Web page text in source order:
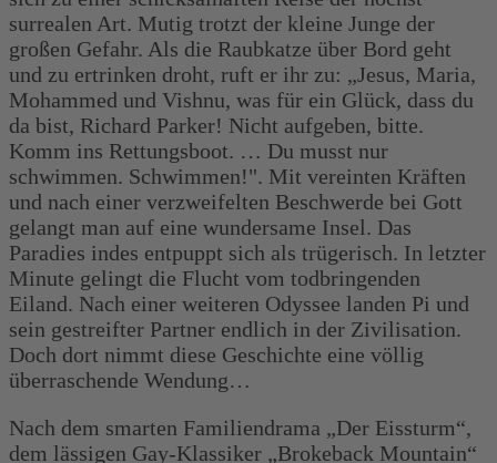
surrealen Art. Mutig trotzt der kleine Junge der
großen Gefahr. Als die Raubkatze über Bord geht
und zu ertrinken droht, ruft er ihr zu: „Jesus, Maria,
Mohammed und Vishnu, was für ein Glück, dass du
da bist, Richard Parker! Nicht aufgeben, bitte.
Komm ins Rettungsboot. … Du musst nur
schwimmen. Schwimmen!". Mit vereinten Kräften
und nach einer verzweifelten Beschwerde bei Gott
gelangt man auf eine wundersame Insel. Das
Paradies indes entpuppt sich als trügerisch. In letzter
Minute gelingt die Flucht vom todbringenden
Eiland. Nach einer weiteren Odyssee landen Pi und
sein gestreifter Partner endlich in der Zivilisation.
Doch dort nimmt diese Geschichte eine völlig
überraschende Wendung…
Nach dem smarten Familiendrama „Der Eissturm“,
dem lässigen Gay-Klassiker „Brokeback Mountain“